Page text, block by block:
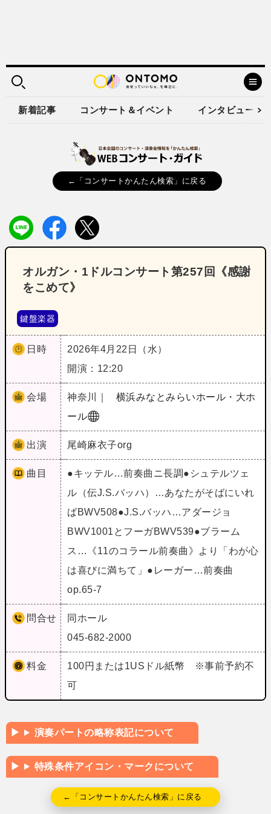
新着記事 コンサート＆イベント インタビュー
←「コンサートかんたん検索」に戻る
オルガン・1ドルコンサート第257回《感謝
をこめて》
鍵盤楽器
日時
2026年4月22日（水）
開演：12:20
会場 神奈川｜
横浜みなとみらいホール・大ホ
ール
出演 尾崎麻衣子org
曲目
●キッテル…前奏曲ニ長調●シュテルツェ
ル（伝J.S.バッハ）…あなたがそばにいれ
ばBWV508●J.S.バッハ…アダージョ
BWV1001とフーガBWV539●ブラーム
ス…《11のコラール前奏曲》より「わが心
は喜びに満ちて」●レーガー…前奏曲
op.65‐7
問合せ
同ホール
045-682-2000
料金
100円または1USドル紙幣 ※事前予約不
可
演奏パートの略称表記について
特殊条件アイコン・マークについて
←「コンサートかんたん検索」に戻る